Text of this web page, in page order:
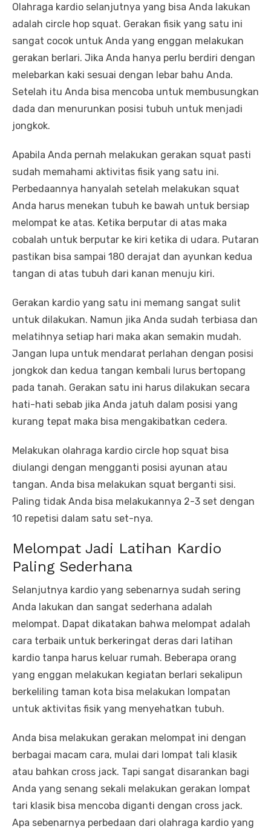
Olahraga kardio selanjutnya yang bisa Anda lakukan
adalah circle hop squat. Gerakan fisik yang satu ini
sangat cocok untuk Anda yang enggan melakukan
gerakan berlari. Jika Anda hanya perlu berdiri dengan
melebarkan kaki sesuai dengan lebar bahu Anda.
Setelah itu Anda bisa mencoba untuk membusungkan
dada dan menurunkan posisi tubuh untuk menjadi
jongkok.
Apabila Anda pernah melakukan gerakan squat pasti
sudah memahami aktivitas fisik yang satu ini.
Perbedaannya hanyalah setelah melakukan squat
Anda harus menekan tubuh ke bawah untuk bersiap
melompat ke atas. Ketika berputar di atas maka
cobalah untuk berputar ke kiri ketika di udara. Putaran
pastikan bisa sampai 180 derajat dan ayunkan kedua
tangan di atas tubuh dari kanan menuju kiri.
Gerakan kardio yang satu ini memang sangat sulit
untuk dilakukan. Namun jika Anda sudah terbiasa dan
melatihnya setiap hari maka akan semakin mudah.
Jangan lupa untuk mendarat perlahan dengan posisi
jongkok dan kedua tangan kembali lurus bertopang
pada tanah. Gerakan satu ini harus dilakukan secara
hati-hati sebab jika Anda jatuh dalam posisi yang
kurang tepat maka bisa mengakibatkan cedera.
Melakukan olahraga kardio circle hop squat bisa
diulangi dengan mengganti posisi ayunan atau
tangan. Anda bisa melakukan squat berganti sisi.
Paling tidak Anda bisa melakukannya 2-3 set dengan
10 repetisi dalam satu set-nya.
Melompat Jadi Latihan Kardio
Paling Sederhana
Selanjutnya kardio yang sebenarnya sudah sering
Anda lakukan dan sangat sederhana adalah
melompat. Dapat dikatakan bahwa melompat adalah
cara terbaik untuk berkeringat deras dari latihan
kardio tanpa harus keluar rumah. Beberapa orang
yang enggan melakukan kegiatan berlari sekalipun
berkeliling taman kota bisa melakukan lompatan
untuk aktivitas fisik yang menyehatkan tubuh.
Anda bisa melakukan gerakan melompat ini dengan
berbagai macam cara, mulai dari lompat tali klasik
atau bahkan cross jack. Tapi sangat disarankan bagi
Anda yang senang sekali melakukan gerakan lompat
tari klasik bisa mencoba diganti dengan cross jack.
Apa sebenarnya perbedaan dari olahraga kardio yang